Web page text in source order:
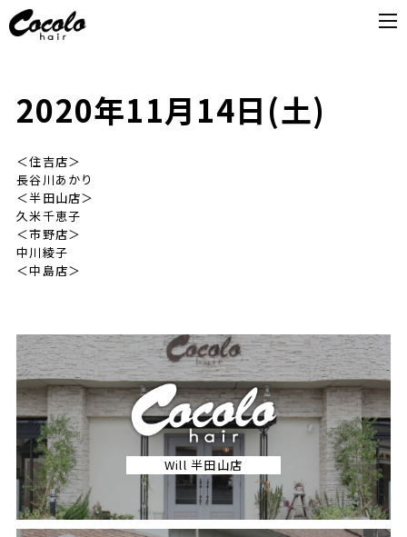
2020年11月14日(土)
＜住吉店＞
長谷川あかり
＜半田山店＞
久米千恵子
＜市野店＞
中川綾子
＜中島店＞
Will 半田山店